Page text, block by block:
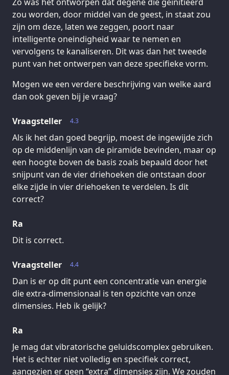
zou worden, door middel van de geest, in staat zou
zijn om deze, laten we zeggen, poort naar
intelligente oneindigheid waar te nemen en
vervolgens te kanaliseren. Dit was dan het tweede
punt van het ontwerpen van deze specifieke vorm.
Mogen we een verdere beschrijving van welke aard
dan ook geven bij je vraag?
4.3
Vraagsteller
Als ik het dan goed begrijp, moest de ingewijde zich
op de middenlijn van de piramide bevinden, maar op
een hoogte boven de basis zoals bepaald door het
snijpunt van de vier driehoeken die ontstaan door
elke zijde in vier driehoeken te verdelen. Is dit
correct?
Ra
Dit is correct.
4.4
Vraagsteller
Dan is er op dit punt een concentratie van energie
die extra-dimensionaal is ten opzichte van onze
dimensies. Heb ik gelijk?
Ra
Je mag dat vibratorische geluidscomplex gebruiken.
Het is echter niet volledig en specifiek correct,
aangezien er geen “extra” dimensies zijn. We zouden